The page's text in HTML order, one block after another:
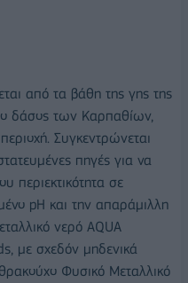
από τα βάθη της γης της
δάσος των Καρπαθίων,
Συγκεντρώνεται
πηγές για να
περιεκτικότητα σε
pH και την απαράμιλλη
νερό AQUA
με σχεδόν μηδενικά
Φυσικό Μεταλλικό